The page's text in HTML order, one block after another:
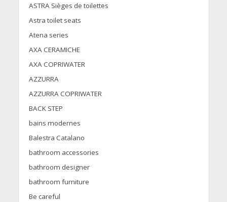
ASTRA Sièges de toilettes
Astra toilet seats
Atena series
AXA CERAMICHE
AXA COPRIWATER
AZZURRA
AZZURRA COPRIWATER
BACK STEP
bains modernes
Balestra Catalano
bathroom accessories
bathroom designer
bathroom furniture
Be careful